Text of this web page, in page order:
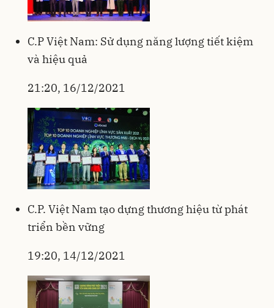
C.P Việt Nam: Sử dụng năng lượng tiết kiệm
và hiệu quả
21:20, 16/12/2021
C.P. Việt Nam tạo dựng thương hiệu từ phát
triển bền vững
19:20, 14/12/2021